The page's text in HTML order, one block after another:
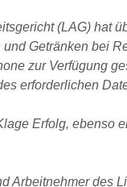
(LAG) hat
Getränken bei
zur Verfügung
erforderlichen
Erfolg, ebenso
Arbeitnehmer des